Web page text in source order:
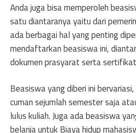
Anda juga bisa memperoleh
satu diantaranya yaitu dari
ada berbagai hal yang penting
mendaftarkan beasiswa ini,
dokumen prasyarat serta
Beasiswa yang diberi ini
cuman sejumlah semester saja
lulus kuliah. Juga ada beasiswa
belanja untuk Biaya hidup